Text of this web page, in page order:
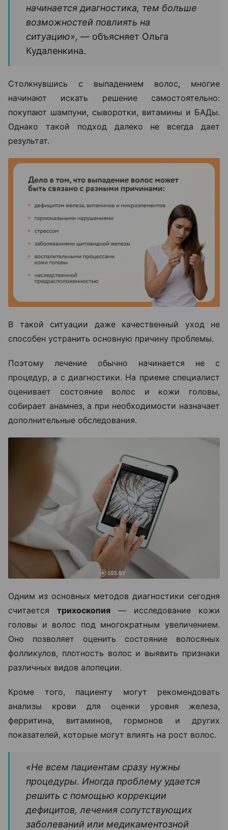
начинается диагностика, тем больше
возможностей повлиять на
ситуацию», — объясняет Ольга
Кудаленкина.
Столкнувшись с выпадением волос, многие
начинают искать решение самостоятельно:
покупают шампуни, сыворотки, витамины и БАДы.
Однако такой подход далеко не всегда дает
результат.
В такой ситуации даже качественный уход не
способен устранить основную причину проблемы.
Поэтому лечение обычно начинается не с
процедур, а с диагностики. На приеме специалист
оценивает состояние волос и кожи головы,
собирает анамнез, а при необходимости назначает
дополнительные обследования.
Одним из основных методов диагностики сегодня
считается трихоскопия — исследование кожи
головы и волос под многократным увеличением.
Оно позволяет оценить состояние волосяных
фолликулов, плотность волос и выявить признаки
различных видов алопеции.
Кроме того, пациенту могут рекомендовать
анализы крови для оценки уровня железа,
ферритина, витаминов, гормонов и других
показателей, которые могут влиять на рост волос.
«Не всем пациентам сразу нужны
процедуры. Иногда проблему удается
решить с помощью коррекции
дефицитов, лечения сопутствующих
заболеваний или медикаментозной